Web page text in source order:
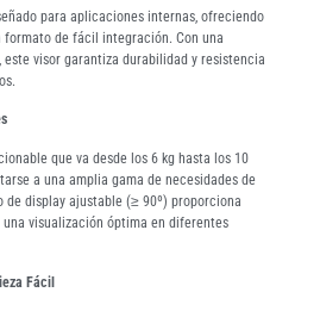
para aplicaciones internas, ofreciendo
formato de fácil integración. Con una
visor garantiza durabilidad y resistencia
que va desde los 6 kg hasta los 10
a una amplia gama de necesidades de
de display ajustable (≥ 90º) proporciona
visualización óptima en diferentes
Fácil